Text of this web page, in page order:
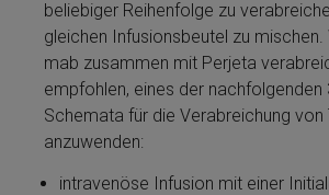
beliebiger Reihenfolge zu
glei­chen Infusionsbeutel zu
mab zusammen mit Perjeta­
empfohlen, ei­nes der nachfolgenden
Schemata für die Ver­ab­rei­chung von
anzuwenden:
intravenöse Infusion mit ei­ner